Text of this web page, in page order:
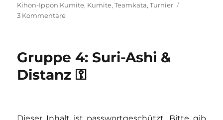
Kihon-Ippon Kumite, Kumite,Teamkata,Turnier
3 Kommentarezu
Gruppe 4: Suri-Ashi &
Distanz ⚿
Dieser Inhalt ist passwortgeschützt. Bitte gib